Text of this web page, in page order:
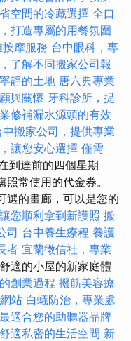
空間的冷藏選擇 全口
打造專屬的用餐氛圍
按摩服務 台中眼科，專
了解不同搬家公司報
靜的土地 唐六典專業
與關懷 牙科診所，提
修補漏水源頭的有效
中搬家公司，提供專業
讓您安心選擇 僅需
到達前的四個星期
常使用的代金券。
選的畫廊，可以是您的
您順利拿到新護照 搬
司 台中養生療程 養護
者 宜蘭徵信社，專業
適的小屋的新家庭體
創業過程 撥筋美容療
站 白蟻防治，專業處
適合您的助聽器品牌
適私密的生活空間 新